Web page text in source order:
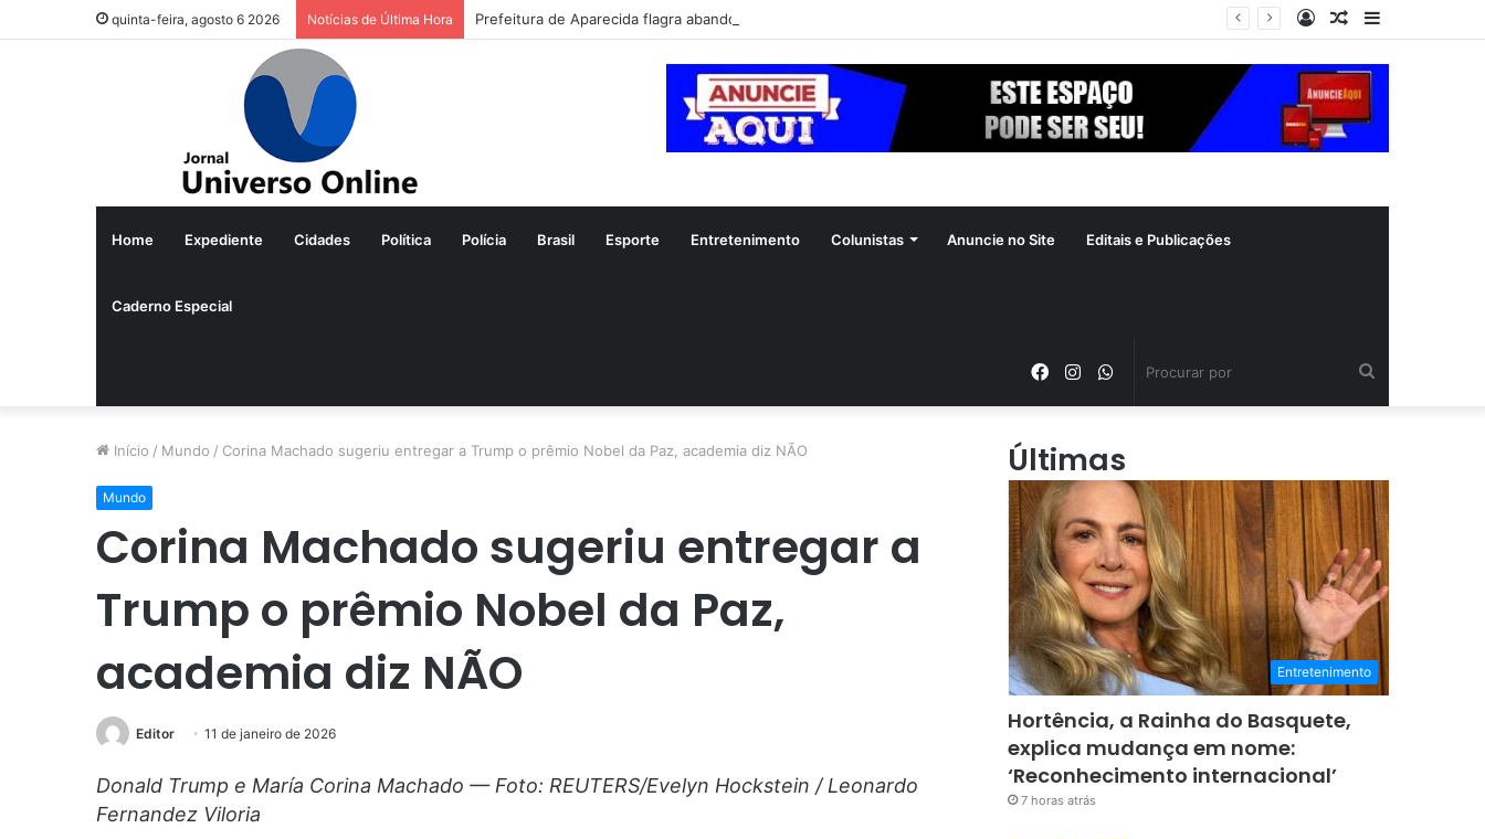
quinta-feira, agosto 6 2026 Notícias de Última Hora Prefeitura de Aparecida flagra abandono de seis cães e reitera que o ato é crime inafiançável
Barra
Artigo
Entrar
Home Expediente Cidades Política Polícia Brasil Esporte Entretenimento Colunistas Anuncie no Site Editais e Publicações
Caderno Especial
WhatsApp
Instagram
Facebook
Início / Mundo / Corina Machado sugeriu entregar a Trump o prêmio Nobel da Paz, academia diz NÃO
Mundo
Corina Machado sugeriu entregar a
Trump o prêmio Nobel da Paz,
academia diz NÃO
Editor 11 de janeiro de 2026
Donald Trump e María Corina Machado — Foto: REUTERS/Evelyn Hockstein / Leonardo
Fernandez Viloria
Últimas
Entretenimento
Hortência, a Rainha do Basquete,
explica mudança em nome:
‘Reconhecimento internacional’
7 horas atrás